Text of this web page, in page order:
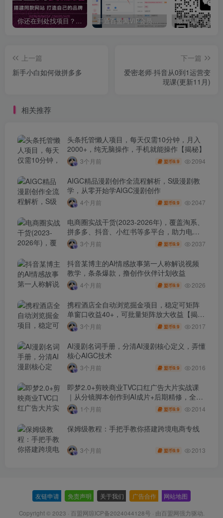
你还在到处找项目？还在当韭菜？我靠卖项目一个月收入5万+，曾经我也是个失败者。 开通百盟网VIP会员，尊享全站资源免费下载，享70%的推广提成！！【限时五折优惠】
上一篇
新手小白如何做拼多多
下一篇
爱密老师·抖音从0到1运营变
现课(更新11月)
相关推荐
头条托管懒人项目，每天仅需10分钟，月入
2000+，纯无脑操作，手机就能操作【揭秘】
3个月前 盟币9.9 2094
AIGC精品漫剧创作全流程解析，S级漫剧教
学，从零开始学AIGC漫剧创作
4个月前 盟币9.9 2047
电商圈实战干货(2023-2026年)，覆盖淘系、
拼多多、抖音、小红书等多平台，助力电商
人避开坑、提效率、稳盈利(更新4月)
3个月前 盟币9.9 2037
抖音某博主的AI情感故事第一人称解说视频
教学，条条爆款，撸创作伙伴计划收益
4个月前 盟币9.9 2026
携程酒店全自动浏览掘金项目，稳定可矩阵
单窗口收益40+，可批量矩阵放大收益【揭
秘】3个月前 盟币9.9 2017
AI漫剧名词手册，分清AI漫剧核心定义，弄懂
核心AIGC技术
3个月前 盟币9.9 2016
即梦2.0+剪映商业TVC口红广告大片实战课
｜从分镜脚本创作到AI成片+后期精修，全流
程打造品牌级产品广告
1个月前 盟币9.9 2014
保姆级教程：手把手教你搭建跨境电商专线
3个月前 盟币9.9 2013
友链申请 免责声明 关于我们 广告合作 网站地图
Copyright © 2023 · 百盟网琼ICP备2024044128号 · 由百盟网强力驱动.